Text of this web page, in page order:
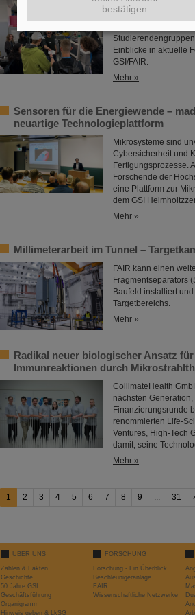
Im Rahmen der
dem Bereich
Einblicke in aktuelle
GSI/FAIR.
Mehr »
Sensoren für die Energiewende –
neuartige Technologieplattform
Mikrosysteme sind
Cybersicherheit und
Fertigungsprozesse.
Forschende der
eine Plattform zur
dem GSI
Mehr »
Millimeterarbeit im Tunnel –
FAIR kann einen
Fragmentseparators
Baufeld installiert
Targetbereichs.
Mehr »
Radikal neuer biologischer Ansatz
Immunreaktionen durch
CollimateHealth
nächsten
Finanzierungsrunde
renommierten Life-
Ventures, High-Tech
damit, seine
Mehr »
1 2 3 4 5 6 7 8 9 ... 31
ÜBER UNS
Zahlen & Fakten
Geschichte
50 Jahre GSI
Geschäftsführung
Organigramm
Hinweis geben & LkSG
FORSCHUNG
Forschung - Ein Überblick
Beschleunigeranlage
FAIR
Wissenschaftliche Netzwerke
bestätigen